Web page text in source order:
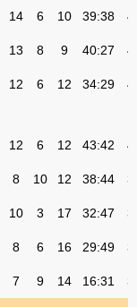
14 6 10 39:38
13 8 9 40:27
12 6 12 34:29
12 6 12 43:42
8 10 12 38:44
10 3 17 32:47
8 6 16 29:49
7 9 14 16:31